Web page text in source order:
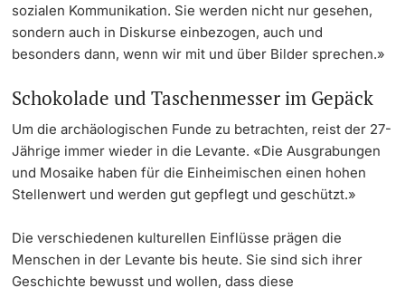
sozialen Kommunikation. Sie werden nicht nur gesehen,
sondern auch in Diskurse einbezogen, auch und
besonders dann, wenn wir mit und über Bilder sprechen.»
Schokolade und Taschenmesser im Gepäck
Um die archäologischen Funde zu betrachten, reist der 27-
Jährige immer wieder in die Levante. «Die Ausgrabungen
und Mosaike haben für die Einheimischen einen hohen
Stellenwert und werden gut gepflegt und geschützt.»
Die verschiedenen kulturellen Einflüsse prägen die
Menschen in der Levante bis heute. Sie sind sich ihrer
Geschichte bewusst und wollen, dass diese